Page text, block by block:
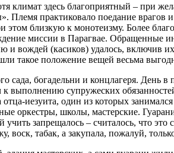
климат здесь благоприятный – при
Племя практиковало поедание
близкую к монотеизму. Более
миссии в Парагвае. Обращенные
вождей (касиков) удалось, включив
такое положение вещей весьма
сада, богадельни и концлагеря. День
к выполнению супружеских
иезуита, один из которых
оркестры, школы, мастерские.
запрещалось – считалось, что это
табак, а закупала, пожалуй,